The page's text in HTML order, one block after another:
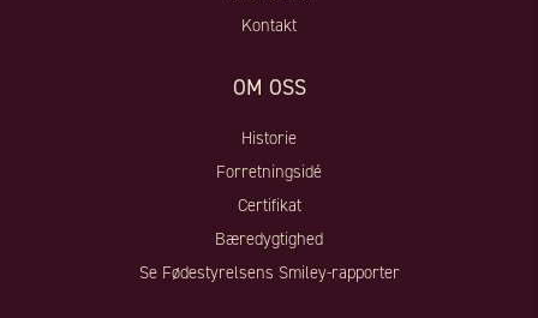
Kontakt
OM OSS
Historie
Forretningsidé
Certifikat
Bæredygtighed
Se Fødestyrelsens Smiley-rapporter